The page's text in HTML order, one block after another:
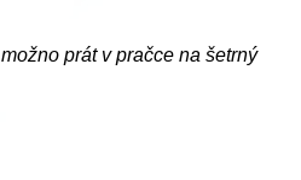
možno prát v pračce na šetrný